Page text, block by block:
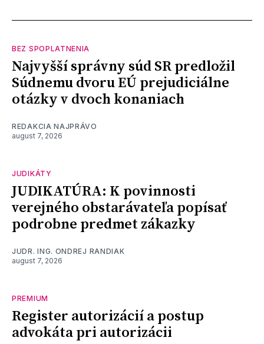
BEZ SPOPLATNENIA
Najvyšší správny súd SR predložil
Súdnemu dvoru EÚ prejudiciálne
otázky v dvoch konaniach
REDAKCIA NAJPRÁVO
august 7, 2026
JUDIKÁTY
JUDIKATÚRA: K povinnosti
verejného obstarávateľa popísať
podrobne predmet zákazky
JUDR. ING. ONDREJ RANDIAK
august 7, 2026
PREMIUM
Register autorizácií a postup
advokáta pri autorizácii